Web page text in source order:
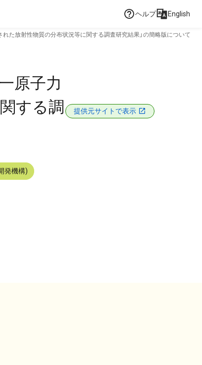
ヘルプ English
た放射性物質の分布状況等に関する調査研究結果」の簡略版について
原子力
する調
提供元サイトで表示
発機構)